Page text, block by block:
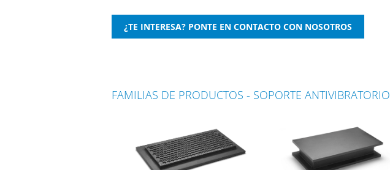
FAMILIAS DE PRODUCTOS - SOPORTE ANTIVIBRATORIO